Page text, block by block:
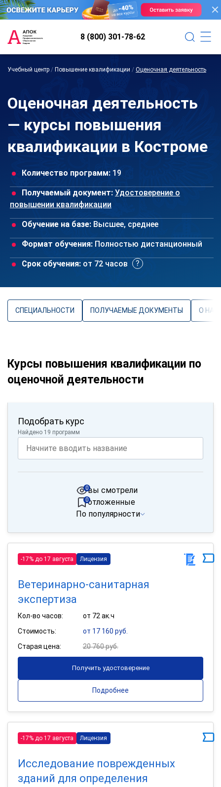
8 (800) 301-78-62
Учебный центр / Повышение квалификации / Оценочная деятельность
Оценочная деятельность
— курсы повышения
квалификации в Костроме
Количество программ: 19
Получаемый документ: Удостоверение о
повышении квалификации
Обучение на базе: Высшее, среднее
Формат обучения: Полностью дистанционный
Срок обучения: от 72 часов
СПЕЦИАЛЬНОСТИ ПОЛУЧАЕМЫЕ ДОКУМЕНТЫ О
Курсы повышения квалификации по
оценочной деятельности
Подобрать курс
Найдено 19 программ
вы смотрели
0
отложенные
0
По популярности
-17% до 17 августа Лицензия
Ветеринарно-санитарная
экспертиза
Кол-во часов:
от 72 ак.ч
Стоимость:
от 17 160 руб.
Старая цена:
20 760 руб.
Получить удостоверение
Подробнее
-17% до 17 августа Лицензия
Исследование поврежденных
зданий для определения